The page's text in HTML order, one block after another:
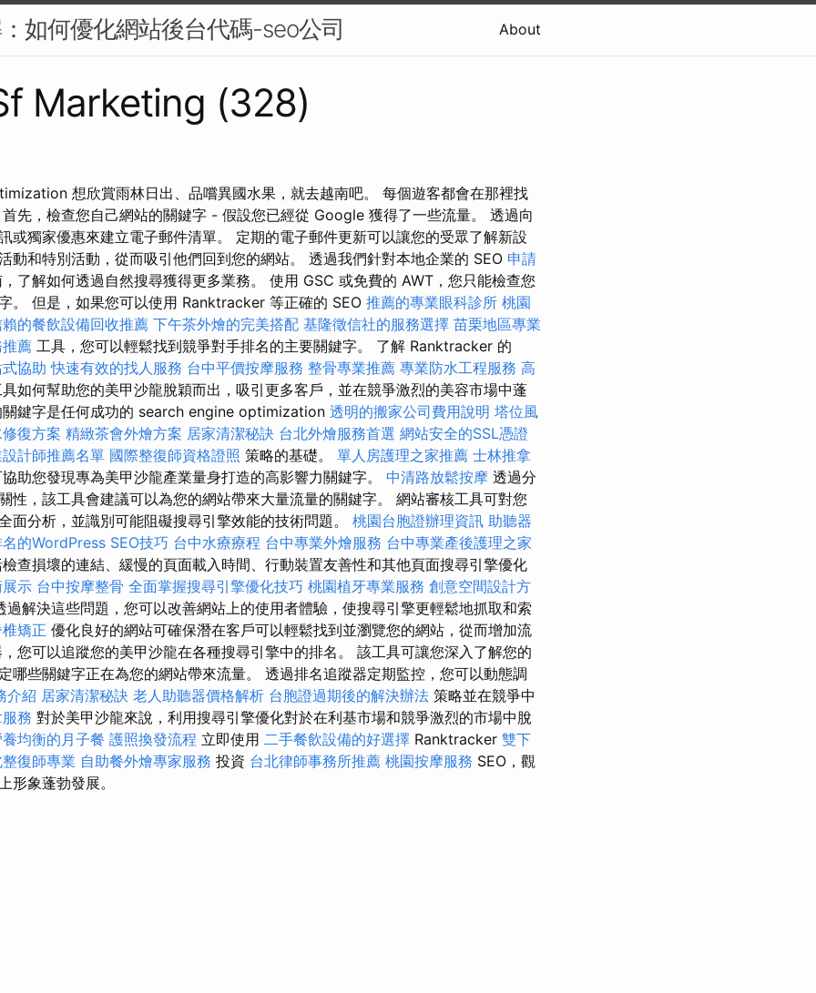
如何優化網站後台代碼-seo公司 About
Marketing (328)
想欣賞雨林日出、品嚐異國水果，就去越南吧。 每個遊客都會在那裡找
先，檢查您自己網站的關鍵字 - 假設您已經從 Google 獲得了一些流量。 透過向
或獨家優惠來建立電子郵件清單。 定期的電子郵件更新可以讓您的受眾了解新設
動和特別活動，從而吸引他們回到您的網站。 透過我們針對本地企業的 SEO 申請
了解如何透過自然搜尋獲得更多業務。 使用 GSC 或免費的 AWT，您只能檢查您
。 但是，如果您可以使用 Ranktracker 等正確的 SEO 推薦的專業眼科診所 桃園
的餐飲設備回收推薦 下午茶外燴的完美搭配 基隆徵信社的服務選擇 苗栗地區專業
薦 工具，您可以輕鬆找到競爭對手排名的主要關鍵字。 了解 Ranktracker 的
協助 快速有效的找人服務 台中平價按摩服務 整骨專業推薦 專業防水工程服務 高
具如何幫助您的美甲沙龍脫穎而出，吸引更多客戶，並在競爭激烈的美容市場中蓬
關鍵字是任何成功的 search engine optimization 透明的搬家公司費用說明 塔位風
復方案 精緻茶會外燴方案 居家清潔秘訣 台北外燴服務首選 網站安全的SSL憑證
計師推薦名單 國際整復師資格證照 策略的基礎。 單人房護理之家推薦 士林推拿
助您發現專為美甲沙龍產業量身打造的高影響力關鍵字。 中清路放鬆按摩 透過分
性，該工具會建議可以為您的網站帶來大量流量的關鍵字。 網站審核工具可對您
面分析，並識別可能阻礙搜尋引擎效能的技術問題。 桃園台胞證辦理資訊 助聽器
的WordPress SEO技巧 台中水療療程 台中專業外燴服務 台中專業產後護理之家
查損壞的連結、緩慢的頁面載入時間、行動裝置友善性和其他頁面搜尋引擎優化
示 台中按摩整骨 全面掌握搜尋引擎優化技巧 桃園植牙專業服務 創意空間設計方
過解決這些問題，您可以改善網站上的使用者體驗，使搜尋引擎更輕鬆地抓取和索
矯正 優化良好的網站可確保潛在客戶可以輕鬆找到並瀏覽您的網站，從而增加流
您可以追蹤您的美甲沙龍在各種搜尋引擎中的排名。 該工具可讓您深入了解您的
哪些關鍵字正在為您的網站帶來流量。 透過排名追蹤器定期監控，您可以動態調
介紹 居家清潔秘訣 老人助聽器價格解析 台胞證過期後的解決辦法 策略並在競爭中
務 對於美甲沙龍來說，利用搜尋引擎優化對於在利基市場和競爭激烈的市場中脫
均衡的月子餐 護照換發流程 立即使用 二手餐飲設備的好選擇 Ranktracker 雙下
復師專業 自助餐外燴專家服務 投資 台北律師事務所推薦 桃園按摩服務 SEO，觀
形象蓬勃發展。